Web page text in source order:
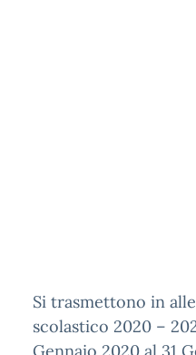
Si trasmettono in
scolastico 2020 –